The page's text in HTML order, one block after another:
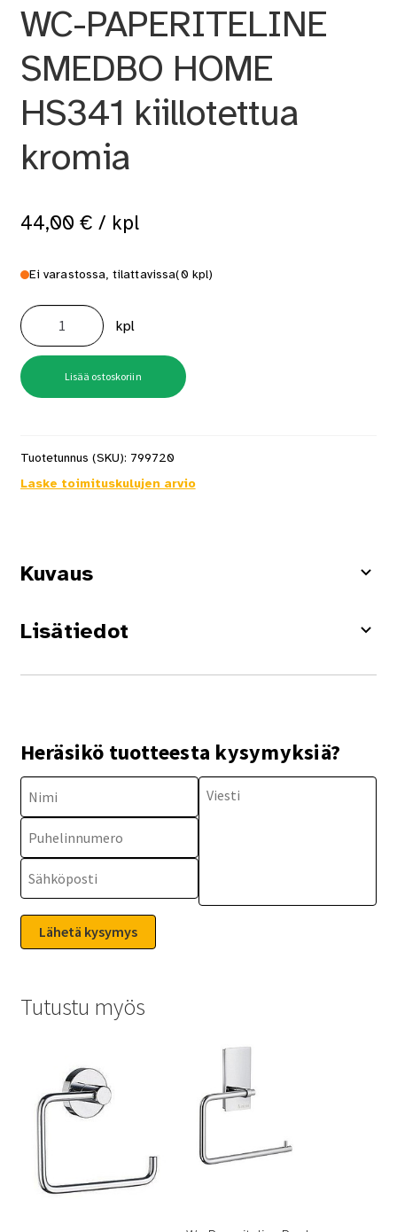
WC-PAPERITELINE
SMEDBO HOME
HS341 kiillotettua
kromia
44,00 € / kpl
Ei varastossa, tilattavissa(0 kpl)
WC-
PAPERITELINE
SMEDBO
HOME
HS341
kiillotettua
kromia
määrä
kpl
Lisää ostoskoriin
Tuotetunnus (SKU): 799720
Laske toimituskulujen arvio
Kuvaus
Lisätiedot
Heräsikö tuotteesta kysymyksiä?
Tutustu myös